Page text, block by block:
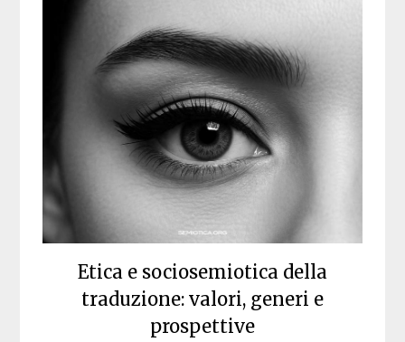
Etica e sociosemiotica della
traduzione: valori, generi e
prospettive